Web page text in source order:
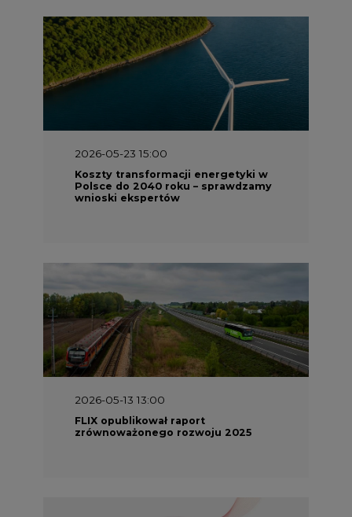
2026-05-23 15:00
Koszty transformacji energetyki w
Polsce do 2040 roku – sprawdzamy
wnioski ekspertów
2026-05-13 13:00
FLIX opublikował raport
zrównoważonego rozwoju 2025